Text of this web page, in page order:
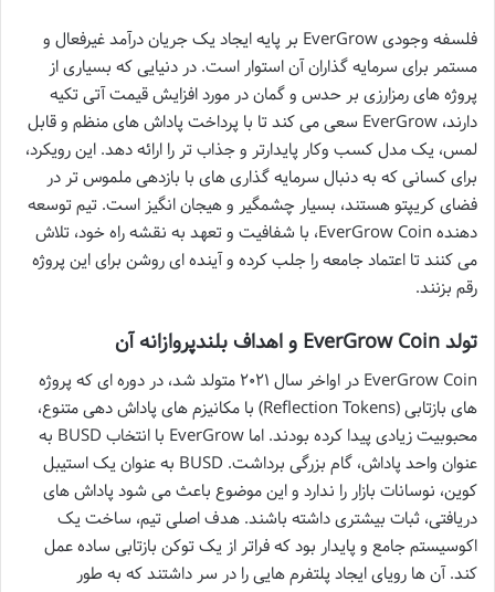
فلسفه وجودی EverGrow بر پایه ایجاد یک جریان درآمد غیرفعال و
مستمر برای سرمایه گذاران آن استوار است. در دنیایی که بسیاری از
پروژه های رمزارزی بر حدس و گمان در مورد افزایش قیمت آتی تکیه
دارند، EverGrow سعی می کند تا با پرداخت پاداش های منظم و قابل
لمس، یک مدل کسب وکار پایدارتر و جذاب تر را ارائه دهد. این رویکرد،
برای کسانی که به دنبال سرمایه گذاری های با بازدهی ملموس تر در
فضای کریپتو هستند، بسیار چشمگیر و هیجان انگیز است. تیم توسعه
دهنده EverGrow Coin، با شفافیت و تعهد به نقشه راه خود، تلاش
می کنند تا اعتماد جامعه را جلب کرده و آینده ای روشن برای این پروژه
رقم بزنند.
تولد EverGrow Coin و اهداف بلندپروازانه آن
EverGrow Coin در اواخر سال ۲۰۲۱ متولد شد، در دوره ای که پروژه
های بازتابی (Reflection Tokens) با مکانیزم های پاداش دهی متنوع،
محبوبیت زیادی پیدا کرده بودند. اما EverGrow با انتخاب BUSD به
عنوان واحد پاداش، گام بزرگی برداشت. BUSD به عنوان یک استیبل
کوین، نوسانات بازار را ندارد و این موضوع باعث می شود پاداش های
دریافتی، ثبات بیشتری داشته باشند. هدف اصلی تیم، ساخت یک
اکوسیستم جامع و پایدار بود که فراتر از یک توکن بازتابی ساده عمل
کند. آن ها رویای ایجاد پلتفرم هایی را در سر داشتند که به طور